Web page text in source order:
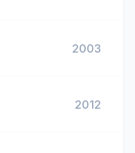
2003
2012